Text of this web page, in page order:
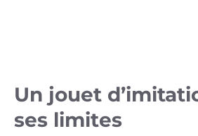
Un jouet
ses limites